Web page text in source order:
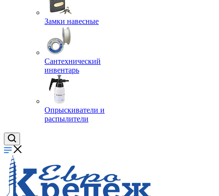
Замки навесные
Сантехнический
инвентарь
Опрыскиватели и
распылители